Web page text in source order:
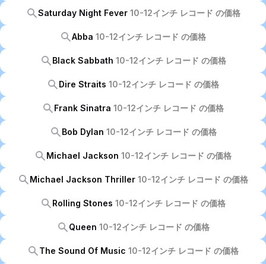
Saturday Night Fever 10-12インチ レコード の価格
Abba 10-12インチ レコード の価格
Black Sabbath 10-12インチ レコード の価格
Dire Straits 10-12インチ レコード の価格
Frank Sinatra 10-12インチ レコード の価格
Bob Dylan 10-12インチ レコード の価格
Michael Jackson 10-12インチ レコード の価格
Michael Jackson Thriller 10-12インチ レコード の価格
Rolling Stones 10-12インチ レコード の価格
Queen 10-12インチ レコード の価格
The Sound Of Music 10-12インチ レコード の価格